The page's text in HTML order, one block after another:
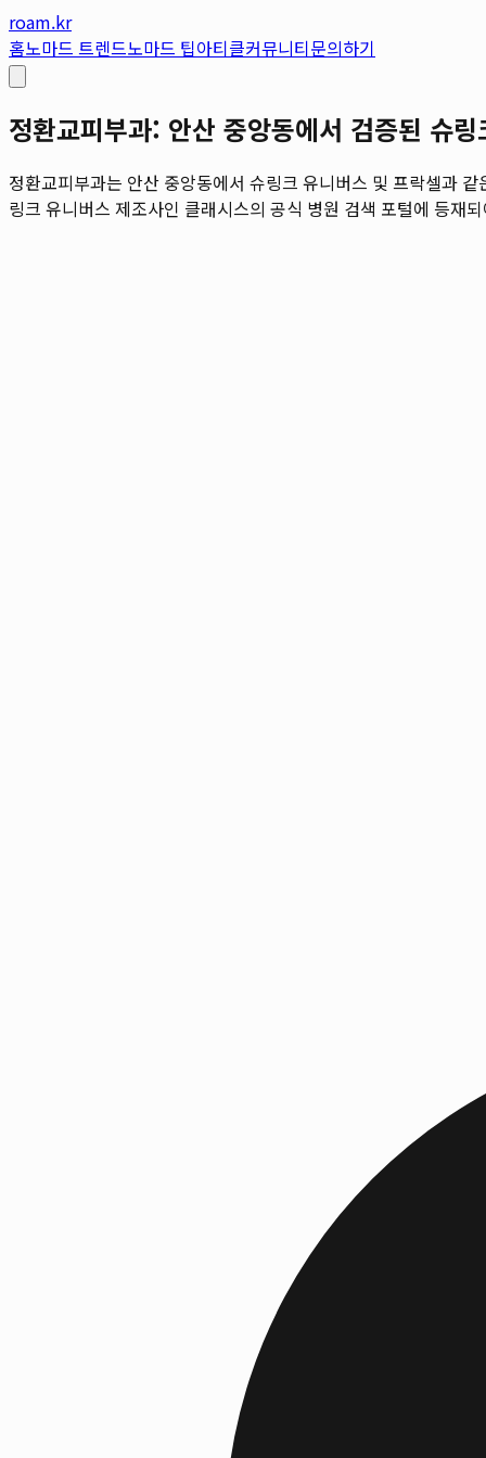
roam.kr
홈노마드 트렌드노마드 팁아티클커뮤니티문의하기
정환교피부과: 안산 중앙동에서 검증된 슈
정환교피부과는 안산 중앙동에서 슈링크 유니버스 및 프락셀과
링크 유니버스 제조사인 클래시스의 공식 병원 검색 포털에 등재